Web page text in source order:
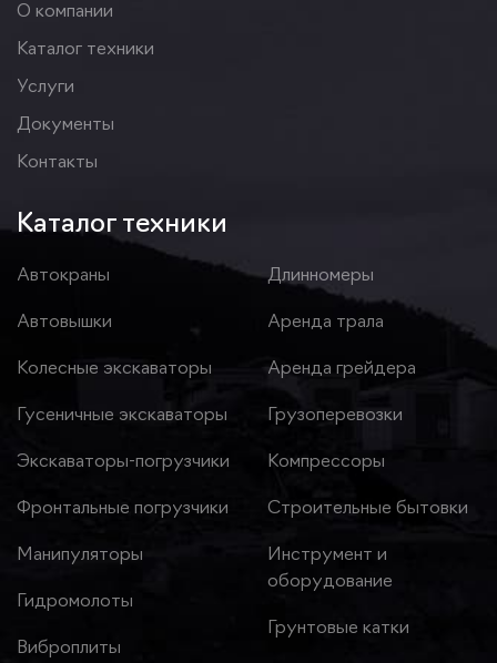
О компании
Каталог техники
Услуги
Документы
Контакты
Каталог техники
Автокраны
Автовышки
Колесные экскаваторы
Гусеничные экскаваторы
Экскаваторы-погрузчики
Фронтальные погрузчики
Манипуляторы
Гидромолоты
Виброплиты
Длинномеры
Аренда трала
Аренда грейдера
Грузоперевозки
Компрессоры
Строительные бытовки
Инструмент и
оборудование
Грунтовые катки